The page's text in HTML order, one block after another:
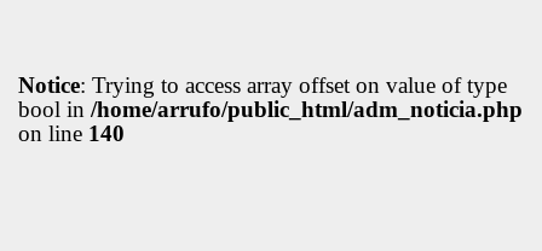
Notice: Trying to access array offset on value of type
bool in /home/arrufo/public_html/adm_noticia.php
on line 140